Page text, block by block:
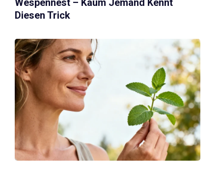
Wespennest – Kaum Jemand Kennt
Diesen Trick